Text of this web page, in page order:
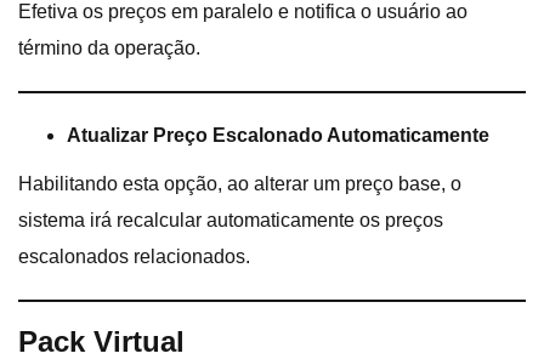
Efetiva os preços em paralelo e notifica o usuário ao
término da operação.
Atualizar Preço Escalonado Automaticamente
Habilitando esta opção, ao alterar um preço base, o
sistema irá recalcular automaticamente os preços
escalonados relacionados.
Pack Virtual